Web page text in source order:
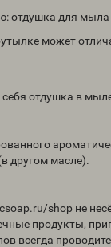
отдушка для мыла
может
себя отдушка в
другом масле).
shop не
продукты,
всегда